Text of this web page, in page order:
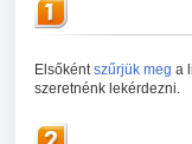
Elsőkéntszűrjük meg a
szeretnénk lekérdezni.